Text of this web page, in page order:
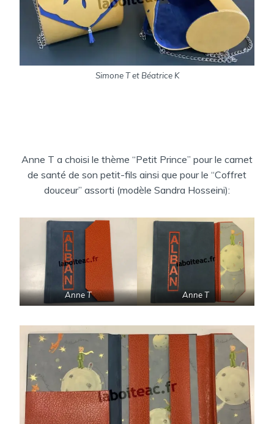
Simone T et Béatrice K
Anne T a choisi le thème “Petit Prince” pour le carnet
de santé de son petit-fils ainsi que pour le “Coffret
douceur” assorti (modèle Sandra Hosseini):
Anne T Anne T